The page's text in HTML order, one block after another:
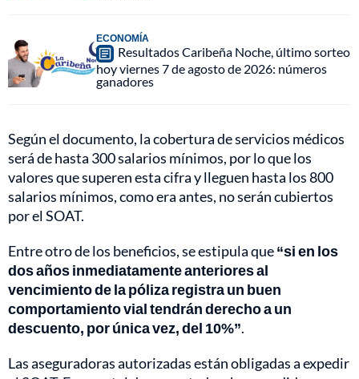
ECONOMÍA
Resultados Caribeña Noche, último sorteo
hoy viernes 7 de agosto de 2026: números
ganadores
Según el documento, la cobertura de servicios médicos
será de hasta 300 salarios mínimos, por lo que los
valores que superen esta cifra y lleguen hasta los 800
salarios mínimos, como era antes, no serán cubiertos
por el SOAT.
Entre otro de los beneficios, se estipula que“si en los
dos años inmediatamente anteriores al
vencimiento de la póliza registra un buen
comportamiento vial tendrán derecho a un
descuento, por única vez, del 10%”.
Las aseguradoras autorizadas están obligadas a expedir